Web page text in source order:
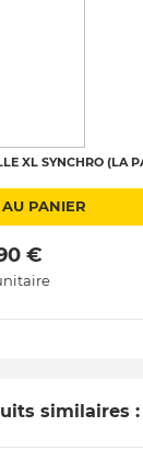
XL SYNCHRO (LA
PANIER
€
similaires :